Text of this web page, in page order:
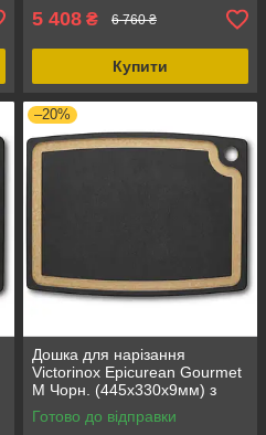
5 408 ₴ 6 760 ₴
Купити
–20%
Дошка для нарізання
Victorinox Epicurean Gourmet
M Чорн. (445x330x9мм) з
канавкою для соку,
екологічний, двостороння
Готово до відправки